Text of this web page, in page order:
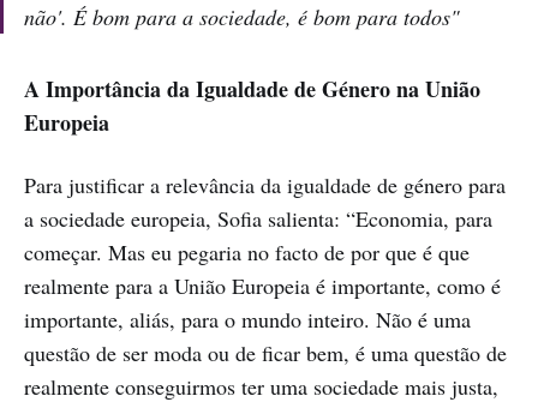
não'. É bom para a sociedade, é bom para todos"
A Importância da Igualdade de Género na União
Europeia
Para justificar a relevância da igualdade de género para
a sociedade europeia, Sofia salienta: “Economia, para
começar. Mas eu pegaria no facto de por que é que
realmente para a União Europeia é importante, como é
importante, aliás, para o mundo inteiro. Não é uma
questão de ser moda ou de ficar bem, é uma questão de
realmente conseguirmos ter uma sociedade mais justa,